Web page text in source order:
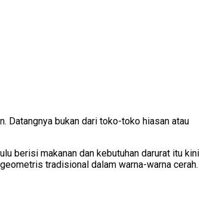
Datangnya bukan dari toko-toko hiasan atau
berisi makanan dan kebutuhan darurat itu kini
tradisional dalam warna-warna cerah.